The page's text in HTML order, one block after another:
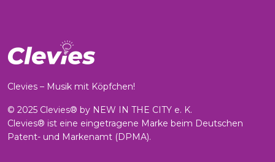
Clevies – Musik mit Köpfchen!
© 2025 Clevies® by NEW IN THE CITY e. K.
Clevies® ist eine eingetragene Marke beim Deutschen
Patent- und Markenamt (DPMA).